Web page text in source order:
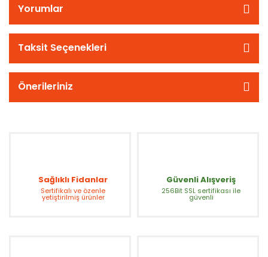
Yorumlar
Taksit Seçenekleri
Önerileriniz
Sağlıklı Fidanlar
Sertifikalı ve özenle
yetiştirilmiş ürünler
Güvenli Alışveriş
256Bit SSL sertifikası ile
güvenli